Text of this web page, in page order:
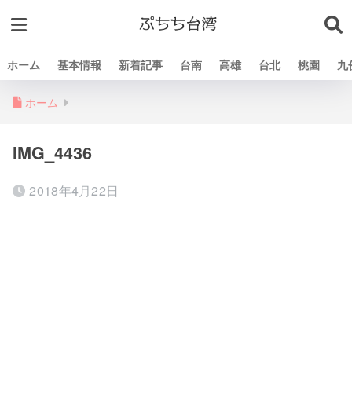
ホーム 基本情報 新着記事 台南 高雄 台北 桃園 九
ホーム
IMG_4436
2018年4月22日